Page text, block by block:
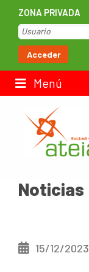
ZONA PRIVADA
Acceder
Menú
Noticias
15/12/2023